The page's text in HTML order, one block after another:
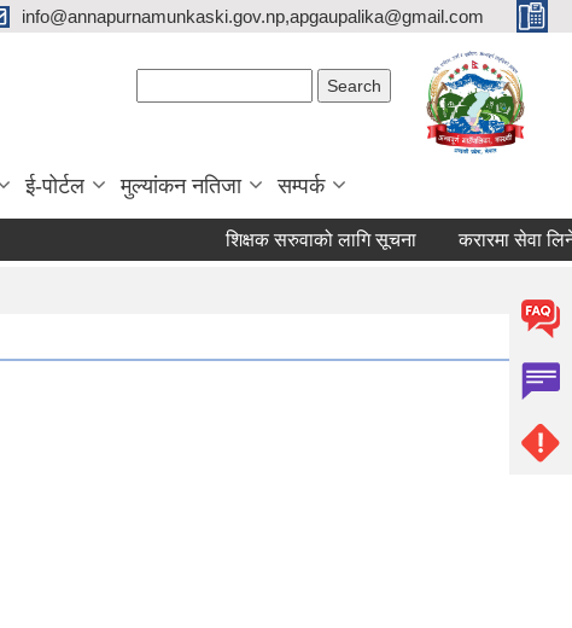
info@annapurnamunkaski.gov.np,apgaupalika@gmail.com
ई-पोर्टल मुल्यांकन नतिजा सम्पर्क
शिक्षक सरुवाको लागि सूचना करारमा सेवा लिने